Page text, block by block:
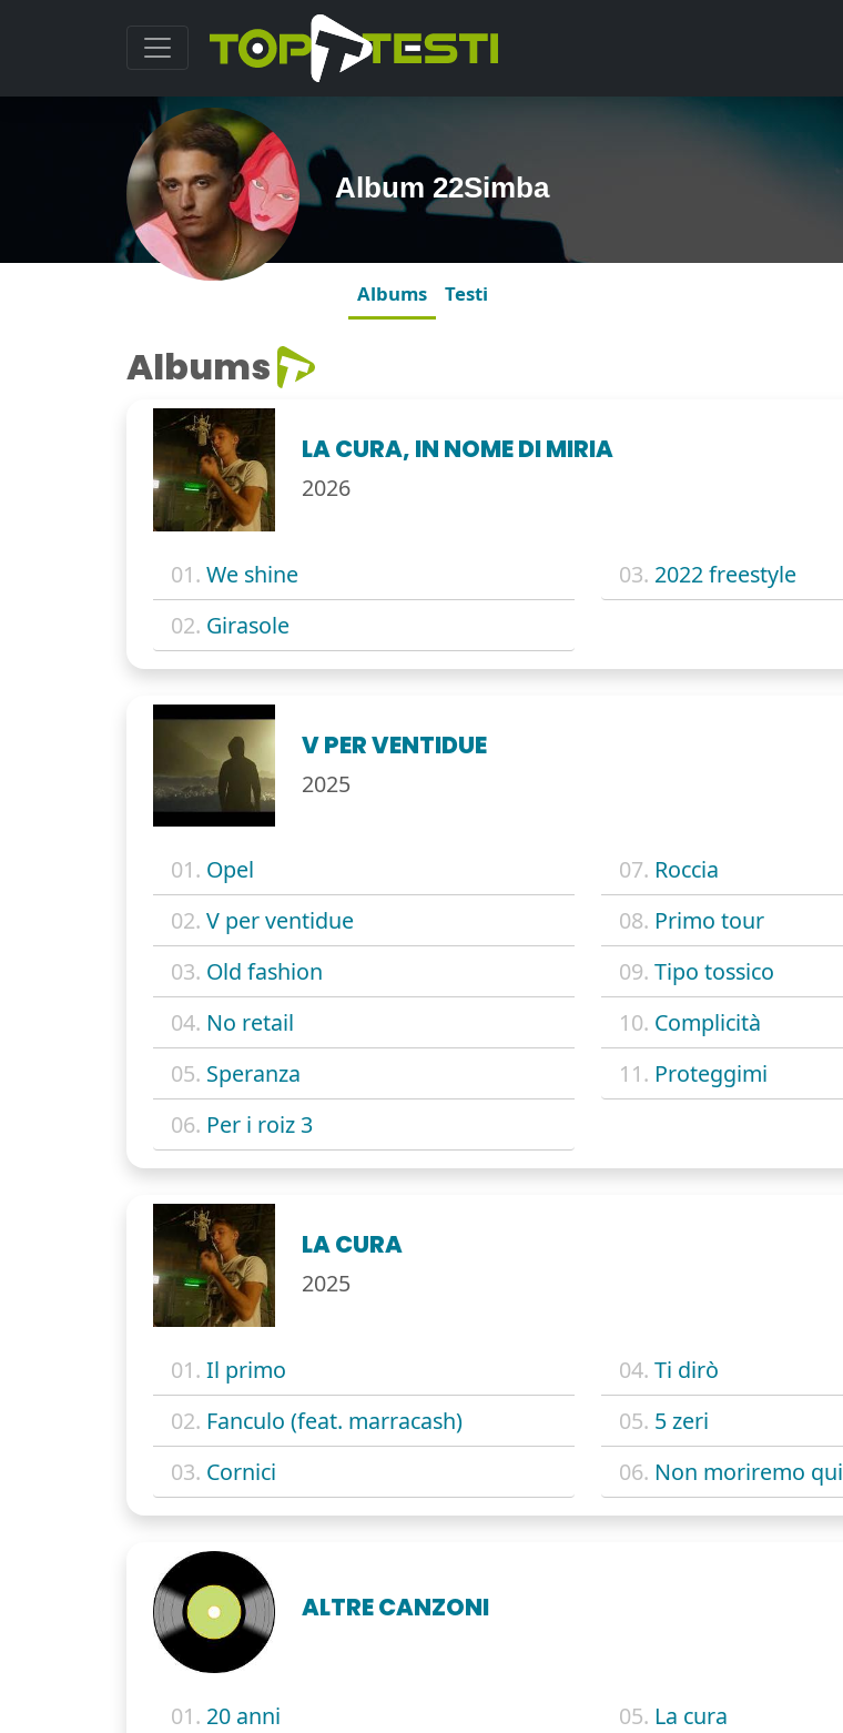
Album 22Simba
Albums Testi
Albums
LA CURA, IN NOME DI MIRIA
2026
01. We shine
02. Girasole
03. 2022 freestyle
V PER VENTIDUE
2025
01. Opel
02. V per ventidue
03. Old fashion
04. No retail
05. Speranza
06. Per i roiz 3
07. Roccia
08. Primo tour
09. Tipo tossico
10. Complicità
11. Proteggimi
LA CURA
2025
01. Il primo
02. Fanculo (feat. marracash)
03. Cornici
04. Ti dirò
05. 5 zeri
06. Non moriremo qui
ALTRE CANZONI
01. 20 anni
05. La cura